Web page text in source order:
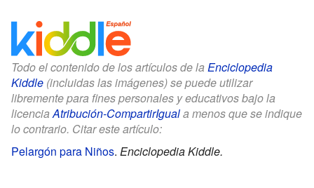
Todo el contenido de los artículos de la Enciclopedia
Kiddle (incluidas las imágenes) se puede utilizar
libremente para fines personales y educativos bajo la
licenciaAtribución-CompartirIguala menos que se indique
lo contrario. Citar este artículo:
Pelargón para Niños. Enciclopedia Kiddle.